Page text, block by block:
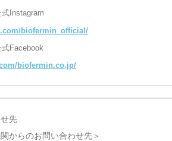
式Instagram
biofermin_official/
式Facebook
biofermin.co.jp/
先
からのお問い合わせ先＞